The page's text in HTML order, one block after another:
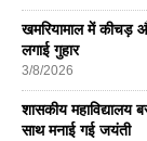
खमरियामाल में कीचड़
लगाई गुहार
3/8/2026
शासकीय महाविद्यालय
साथ मनाई गई जयंती